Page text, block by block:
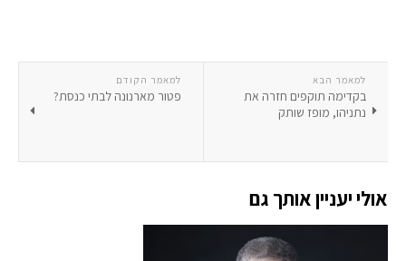
למאמר הקודם
פטור מארנונה לבתי כנסת?
למאמר הבא
בקדימה תוקפים חזרה את
נתניהו, מופז שותק
אולי יעניין אותך גם